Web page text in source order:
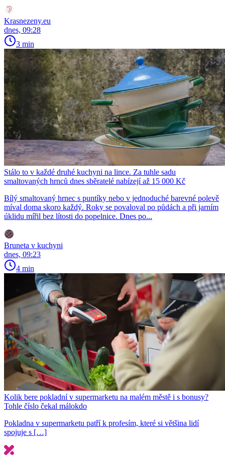
Krasnezeny.eu
dnes, 09:28
3 min
Stálo to v každé druhé kuchyni na lince. Za tuhle sadu
smaltovaných hrnců dnes sběratelé nabízejí až 15 000 Kč
Bílý smaltovaný hrnec s puntíky nebo v jednoduché barevné polevě
míval doma skoro každý. Roky se povaloval po půdách a při jarním
úklidu mířil bez lítosti do popelnice. Dnes po...
Bruneta v kuchyni
dnes, 09:23
4 min
Kolik bere pokladní v supermarketu na malém městě i s bonusy?
Tohle číslo čekal málokdo
Pokladna v supermarketu patří k profesím, které si většina lidí
spojuje s […]